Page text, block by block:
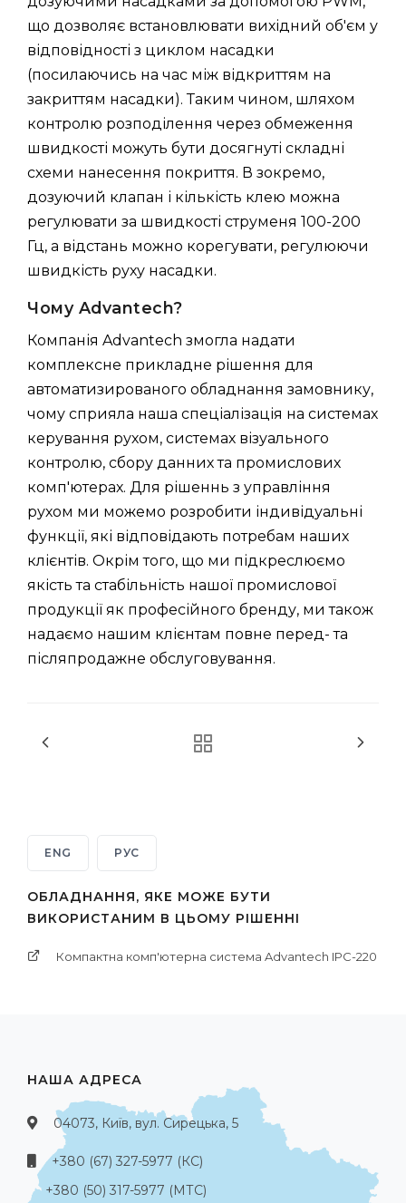
що дозволяє встановлювати вихідний об'єм у
відповідності з циклом насадки
(посилаючись на час між відкриттям на
закриттям насадки). Таким чином, шляхом
контролю розподілення через обмеження
швидкості можуть бути досягнуті складні
схеми нанесення покриття. В зокремо,
дозуючий клапан і кількість клею можна
регулювати за швидкості струменя 100-200
Гц, а відстань можно корегувати, регулюючи
швидкість руху насадки.
Чому Advantech?
Компанія Advantech змогла надати
комплексне прикладне рішення для
автоматизированого обладнання замовнику,
чому сприяла наша спеціалізація на системах
керування рухом, системах візуального
контролю, сбору данних та промислових
комп'ютерах. Для рішеннь з управління
рухом ми можемо розробити індивідуальні
функції, які відповідають потребам наших
клієнтів. Окрім того, що ми підкреслюємо
якість та стабільність нашої промислової
продукції як професійного бренду, ми також
надаємо нашим клієнтам повне перед- та
післяпродажне обслуговування.
ENG РУС
ОБЛАДНАННЯ, ЯКЕ МОЖЕ БУТИ
ВИКОРИСТАНИМ В ЦЬОМУ РІШЕННІ
Компактна комп'ютерна система Advantech IPC-220
НАША АДРЕСА
04073, Київ, вул. Сирецька, 5
+380 (67) 327-5977 (КС)
+380 (50) 317-5977 (МТС)